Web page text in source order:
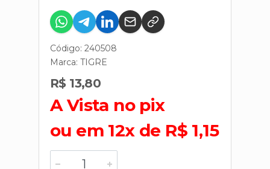
Código: 240508
Marca: TIGRE
R$ 13,80
A Vista no pix
ou em 12x de R$ 1,15